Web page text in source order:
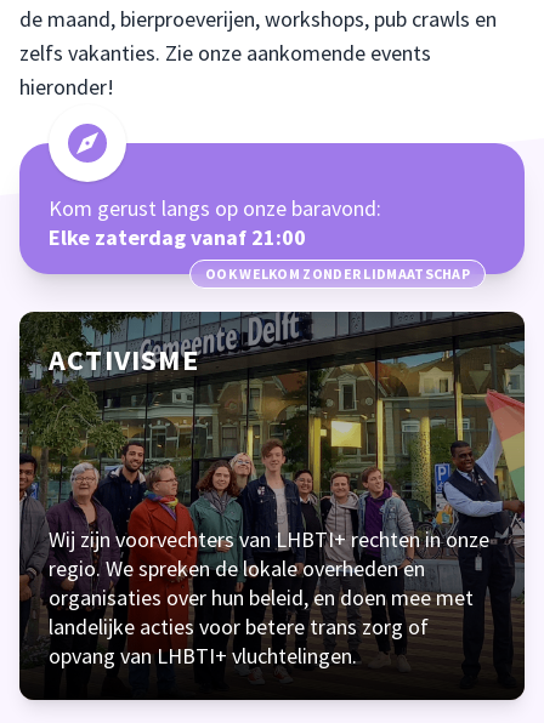
de maand, bierproeverijen, workshops, pub crawls en
zelfs vakanties. Zie onze aankomende events
hieronder!
OOK WELKOM ZONDER LIDMAATSCHAP
Kom gerust langs op onze baravond:
Elke zaterdag vanaf 21:00
ACTIVISME
Wij zijn voorvechters van LHBTI+ rechten in onze
regio. We spreken de lokale overheden en
organisaties over hun beleid, en doen mee met
landelijke acties voor betere trans zorg of
opvang van LHBTI+ vluchtelingen.